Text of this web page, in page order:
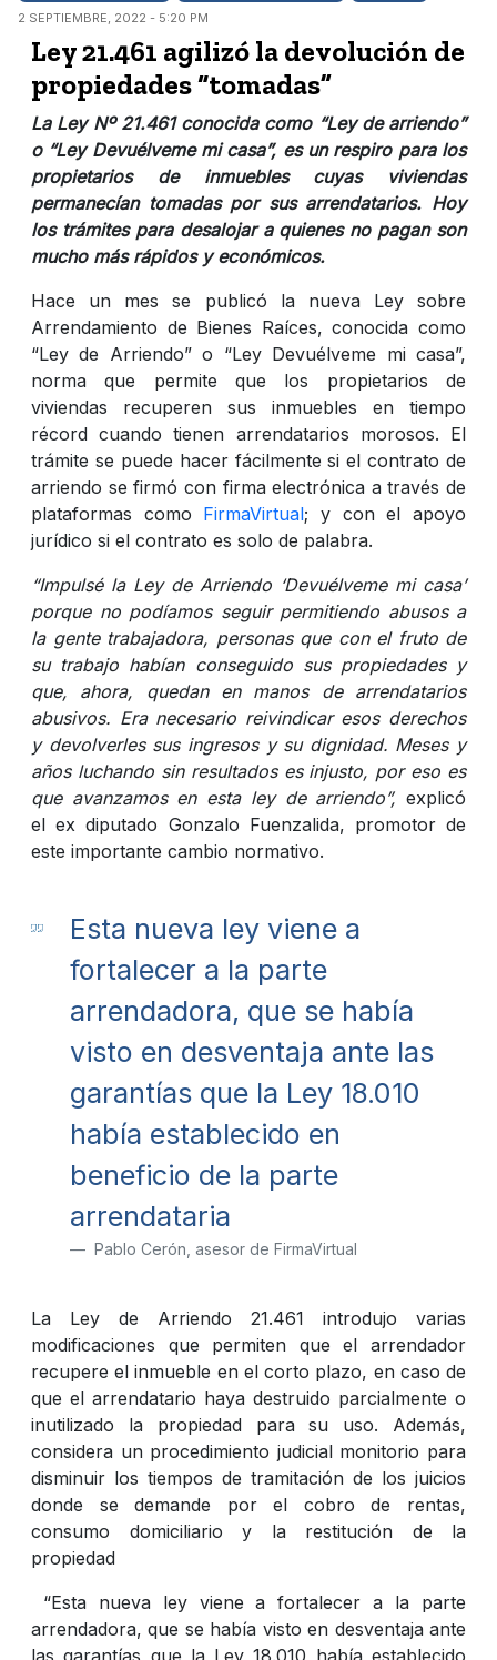
2 SEPTIEMBRE, 2022 - 5:20 PM
Ley 21.461 agilizó la devolución de
propiedades “tomadas”
La Ley Nº 21.461 conocida como “Ley de arriendo”
o “Ley Devuélveme mi casa”, es un respiro para los
propietarios de inmuebles cuyas viviendas
permanecían tomadas por sus arrendatarios. Hoy
los trámites para desalojar a quienes no pagan son
mucho más rápidos y económicos.
Hace un mes se publicó la nueva Ley sobre
Arrendamiento de Bienes Raíces, conocida como
“Ley de Arriendo” o “Ley Devuélveme mi casa”,
norma que permite que los propietarios de
viviendas recuperen sus inmuebles en tiempo
récord cuando tienen arrendatarios morosos. El
trámite se puede hacer fácilmente si el contrato de
arriendo se firmó con firma electrónica a través de
plataformas como FirmaVirtual; y con el apoyo
jurídico si el contrato es solo de palabra.
“Impulsé la Ley de Arriendo ‘Devuélveme mi casa’
porque no podíamos seguir permitiendo abusos a
la gente trabajadora, personas que con el fruto de
su trabajo habían conseguido sus propiedades y
que, ahora, quedan en manos de arrendatarios
abusivos. Era necesario reivindicar esos derechos
y devolverles sus ingresos y su dignidad. Meses y
años luchando sin resultados es injusto, por eso es
que avanzamos en esta ley de arriendo”, explicó
el ex diputado Gonzalo Fuenzalida, promotor de
este importante cambio normativo.
Esta nueva ley viene a
fortalecer a la parte
arrendadora, que se había
visto en desventaja ante las
garantías que la Ley 18.010
había establecido en
beneficio de la parte
arrendataria
Pablo Cerón, asesor de FirmaVirtual
La Ley de Arriendo 21.461 introdujo varias
modificaciones que permiten que el arrendador
recupere el inmueble en el corto plazo, en caso de
que el arrendatario haya destruido parcialmente o
inutilizado la propiedad para su uso. Además,
considera un procedimiento judicial monitorio para
disminuir los tiempos de tramitación de los juicios
donde se demande por el cobro de rentas,
consumo domiciliario y la restitución de la
propiedad
“Esta nueva ley viene a fortalecer a la parte
arrendadora, que se había visto en desventaja ante
las garantías que la Ley 18.010 había establecido